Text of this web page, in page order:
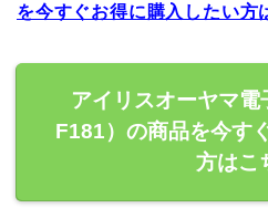
を今すぐお得に購入したい方
アイリスオーヤマ
F181）の商品を今す
方はこ